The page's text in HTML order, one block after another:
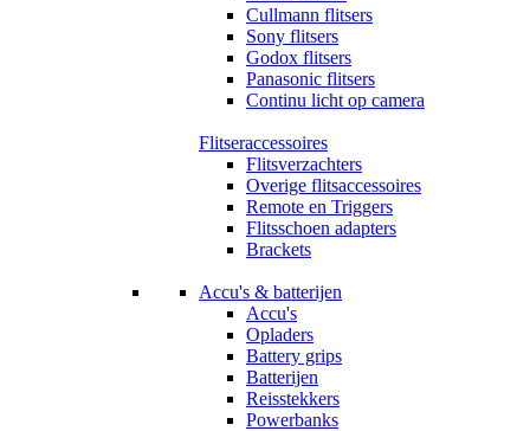
Cullmann flitsers
Sony flitsers
Godox flitsers
Panasonic flitsers
Continu licht op camera
Flitseraccessoires
Flitsverzachters
Overige flitsaccessoires
Remote en Triggers
Flitsschoen adapters
Brackets
Accu's & batterijen
Accu's
Opladers
Battery grips
Batterijen
Reisstekkers
Powerbanks